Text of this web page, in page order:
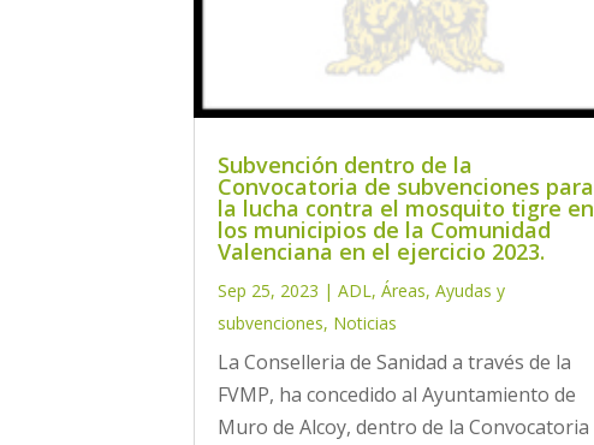
Subvención dentro de la
Convocatoria de subvenciones para
la lucha contra el mosquito tigre en
los municipios de la Comunidad
Valenciana en el ejercicio 2023.
Sep 25, 2023 |ADL,Áreas,Ayudas y
subvenciones, Noticias
La Conselleria de Sanidad a través de la
FVMP, ha concedido al Ayuntamiento de
Muro de Alcoy, dentro de la Convocatoria